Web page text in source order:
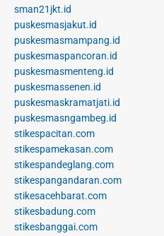
sman21jkt.id
puskesmasjakut.id
puskesmasmampang.id
puskesmaspancoran.id
puskesmasmenteng.id
puskesmassenen.id
puskesmaskramatjati.id
puskesmasngambeg.id
stikespacitan.com
stikespamekasan.com
stikespandeglang.com
stikespangandaran.com
stikesacehbarat.com
stikesbadung.com
stikesbanggai.com